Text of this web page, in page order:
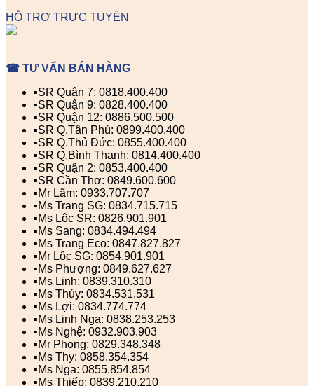
HỖ TRỢ TRỰC TUYẾN
☎ TƯ VẤN BÁN HÀNG
▪️SR Quận 7: 0818.400.400
▪️SR Quận 9: 0828.400.400
▪️SR Quận 12: 0886.500.500
▪️SR Q.Tân Phú: 0899.400.400
▪️SR Q.Thủ Đức: 0855.400.400
▪️SR Q.Bình Thạnh: 0814.400.400
▪️SR Quận 2: 0853.400.400
▪️SR Cần Thơ: 0849.600.600
▪️Mr Lãm: 0933.707.707
▪️Ms Trang SG: 0834.715.715
▪️Ms Lộc SR: 0826.901.901
▪️Ms Sang: 0834.494.494
▪️Ms Trang Eco: 0847.827.827
▪️Mr Lộc SG: 0854.901.901
▪️Ms Phượng: 0849.627.627
▪️Ms Linh: 0839.310.310
▪️Ms Thúy: 0834.531.531
▪️Ms Lợi: 0834.774.774
▪️Ms Linh Nga: 0838.253.253
▪️Ms Nghệ: 0932.903.903
▪️Mr Phong: 0829.348.348
▪️Ms Thy: 0858.354.354
▪️Ms Nga: 0855.854.854
▪️Ms Thiếp: 0839.210.210